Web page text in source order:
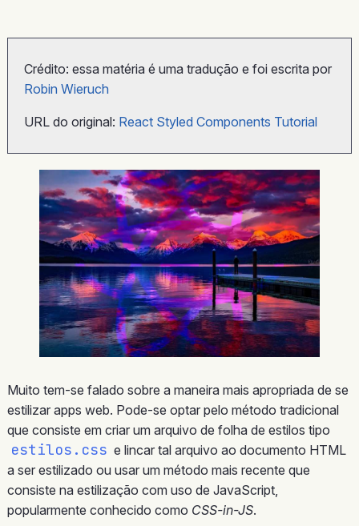
Crédito: essa matéria é uma tradução e foi escrita por
Robin Wieruch
URL do original: React Styled Components Tutorial
Muito tem-se falado sobre a maneira mais apropriada de se
estilizar apps web. Pode-se optar pelo método tradicional
que consiste em criar um arquivo de folha de estilos tipo
estilos.css e lincar tal arquivo ao documento HTML
a ser estilizado ou usar um método mais recente que
consiste na estilização com uso de JavaScript,
popularmente conhecido como CSS-in-JS.